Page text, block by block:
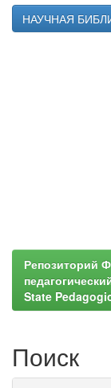
НАУЧНАЯ
Репозиторий
State
Поиск